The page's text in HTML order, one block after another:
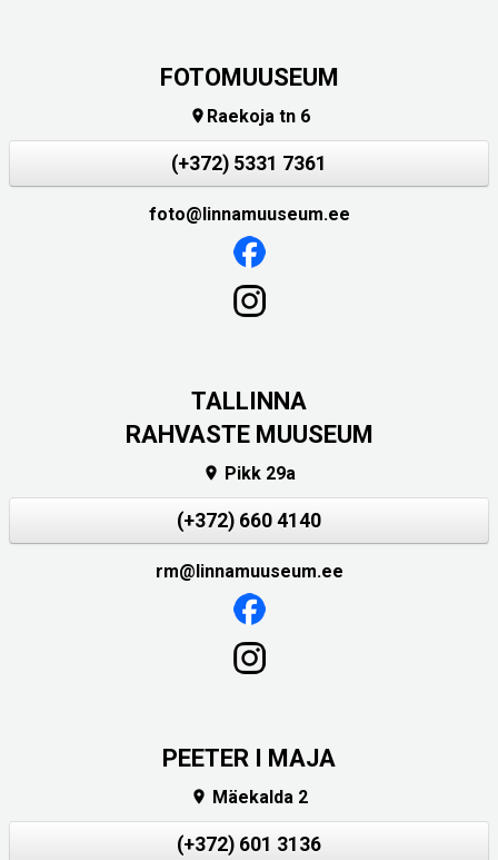
FOTOMUUSEUM
 Raekoja tn 6
(+372) 5331 7361
foto@linnamuuseum.ee
TALLINNA
RAHVASTE MUUSEUM
 Pikk 29a
(+372) 660 4140
rm@linnamuuseum.ee
PEETER I MAJA
 Mäekalda 2
(+372) 601 3136